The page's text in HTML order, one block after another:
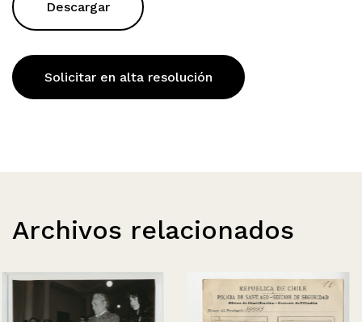
Descargar
Solicitar en alta resolución
Archivos relacionados